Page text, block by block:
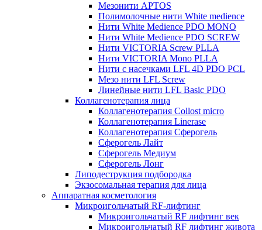
Мезонити APTOS
Полимолочные нити White medience
Нити White Medience PDO MONO
Нити White Medience PDO SCREW
Нити VICTORIA Screw PLLA
Нити VICTORIA Mono PLLA
Нити с насечками LFL 4D PDO PCL
Мезо нити LFL Screw
Линейные нити LFL Basic PDO
Коллагенотерапия лица
Коллагенотерапия Collost micro
Коллагенотерапия Linerase
Коллагенотерапия Сферогель
Сферогель Лайт
Сферогель Медиум
Сферогель Лонг
Липодеструкция подбородка
Экзосомальная терапия для лица
Аппаратная косметология
Микроигольчатый RF-лифтинг
Микроигольчатый RF лифтинг век
Микроигольчатый RF лифтинг живота